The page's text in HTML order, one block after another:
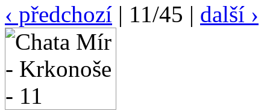
‹ předchozí | 11/45 | další ›